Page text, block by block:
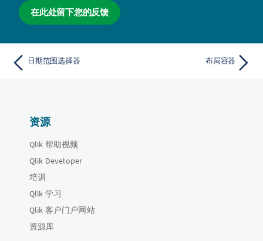
在此处留下您的反馈
日期范围选择器 布局容器
资源
Qlik 帮助视频
Qlik Developer
培训
Qlik 学习
Qlik 客户门户网站
资源库